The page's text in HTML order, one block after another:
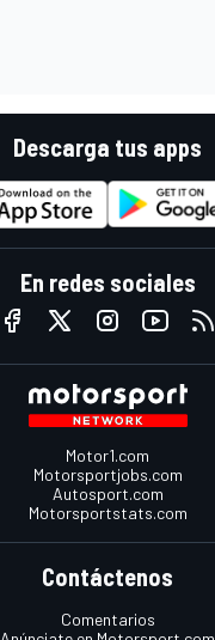
Descarga tus apps
En redes sociales
Motor1.com
Motorsportjobs.com
Autosport.com
Motorsportstats.com
Contáctenos
Comentarios